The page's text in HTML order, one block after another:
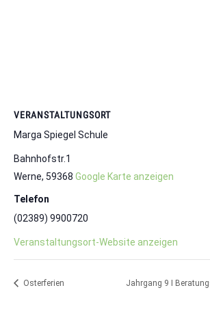
VERANSTALTUNGSORT
Marga Spiegel Schule
Bahnhofstr.1
Werne, 59368 Google Karte anzeigen
Telefon
(02389) 9900720
Veranstaltungsort-Website anzeigen
Osterferien Jahrgang 9 I